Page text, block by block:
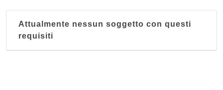
Attualmente nessun soggetto con questi
requisiti